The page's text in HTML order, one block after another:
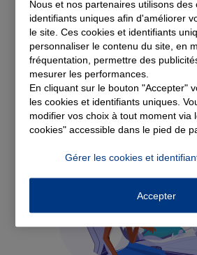
solutions
Nous et nos partenaires utilisons des
identifiants uniques afin d'améliorer
le site. Ces cookies et identifiants
personnaliser le contenu du site, en
fréquentation, permettre des
mesurer les performances.
En cliquant sur le bouton "Accepter"
les cookies et identifiants uniques.
modifier vos choix à tout moment via
cookies" accessible dans le pied de
Gérer les cookies et
Accepter